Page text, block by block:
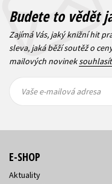
Budete to vědět
Zajímá Vás, jaký knižní hit
sleva, jaká běží soutěž o
mailových novinek
mailová
mailová
Vaše e-mailová adresa
E-SHOP
Aktuality